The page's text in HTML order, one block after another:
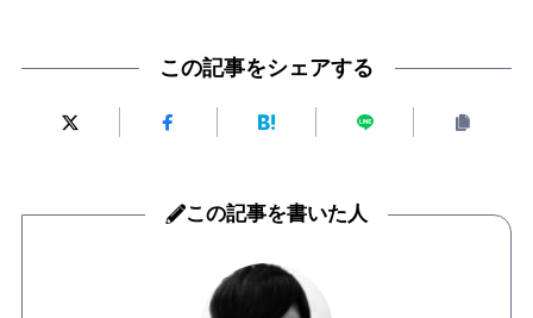
この記事をシェアする
この記事を書いた人